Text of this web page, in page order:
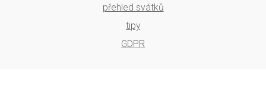
přehled svátků
tipy
GDPR